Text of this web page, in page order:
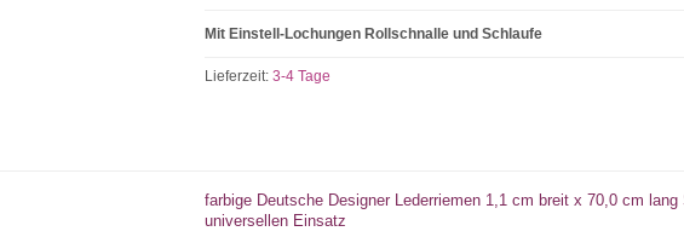
Mit Einstell-Lochungen Rollschnalle und Schlaufe
Lieferzeit:3-4 Tage
farbige Deutsche Designer Lederriemen 1,1 cm breit x 70,0 cm
universellen Einsatz